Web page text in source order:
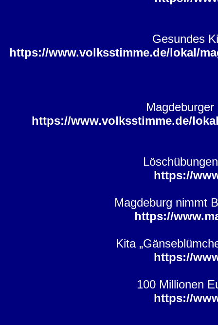
Gesundes
https://www.volksstimme.de/lokal/
https://www.volksstimme.de/
https://
Magdeburg nimmt
https://
Kita
https://
100 Millionen
https://